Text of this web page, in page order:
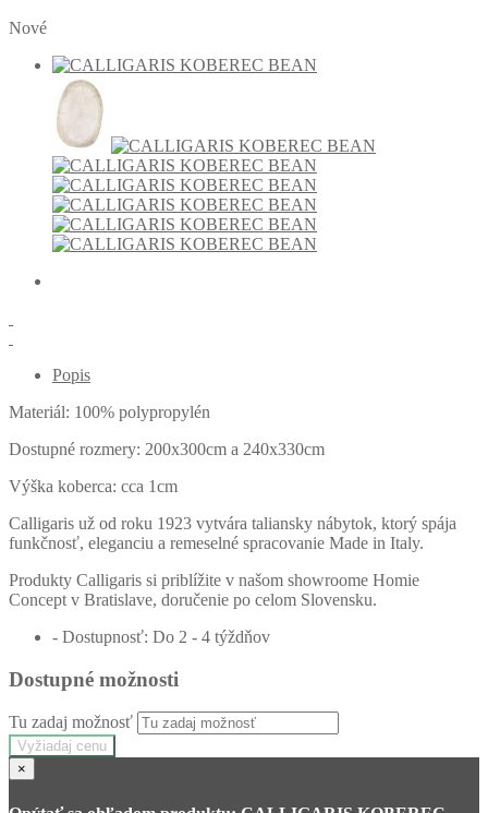
Nové
Popis
Materiál: 100% polypropylén
Dostupné rozmery: 200x300cm a 240x330cm
Výška koberca: cca 1cm
Calligaris už od roku 1923 vytvára taliansky nábytok, ktorý spája
funkčnosť, eleganciu a remeselné spracovanie Made in Italy.
Produkty Calligaris si priblížite v našom showroome Homie
Concept v Bratislave, doručenie po celom Slovensku.
- Dostupnosť: Do 2 - 4 týždňov
Dostupné možnosti
Tu zadaj možnosť
Vyžiadaj cenu
×